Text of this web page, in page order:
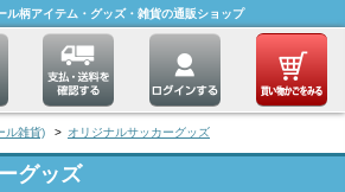
ル柄アイテム・グッズ・雑貨の通販ショップ
ル雑貨) > オリジナルサッカーグッズ
グッズ